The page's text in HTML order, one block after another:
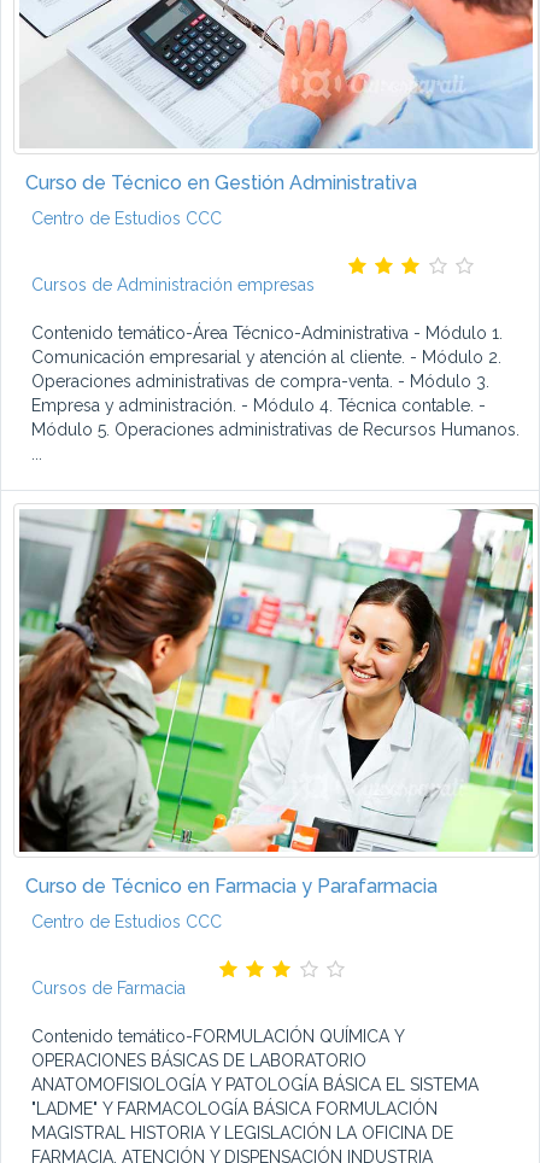
Curso de Técnico en Gestión Administrativa
Centro de Estudios CCC
Cursos de Administración empresas
Contenido temático-Área Técnico-Administrativa - Módulo 1.
Comunicación empresarial y atención al cliente. - Módulo 2.
Operaciones administrativas de compra-venta. - Módulo 3.
Empresa y administración. - Módulo 4. Técnica contable. -
Módulo 5. Operaciones administrativas de Recursos Humanos.
Curso de Técnico en Farmacia y Parafarmacia
Centro de Estudios CCC
Cursos de Farmacia
Contenido temático-FORMULACIÓN QUÍMICA Y
OPERACIONES BÁSICAS DE LABORATORIO
ANATOMOFISIOLOGÍA Y PATOLOGÍA BÁSICA EL SISTEMA
"LADME" Y FARMACOLOGÍA BÁSICA FORMULACIÓN
MAGISTRAL HISTORIA Y LEGISLACIÓN LA OFICINA DE
FARMACIA, ATENCIÓN Y DISPENSACIÓN INDUSTRIA